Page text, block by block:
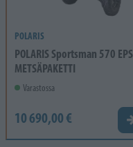
POLARIS
POLARIS Sportsman 570 EPS
METSÄPAKETTI
Varastossa
10 690,00 €